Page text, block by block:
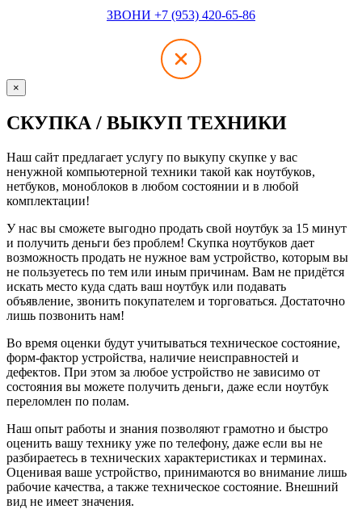
ЗВОНИ +7 (953) 420-65-86
×
СКУПКА / ВЫКУП ТЕХНИКИ
Наш сайт предлагает услугу по выкупу скупке у вас
ненужной компьютерной техники такой как ноутбуков,
нетбуков, моноблоков в любом состоянии и в любой
комплектации!
У нас вы сможете выгодно продать свой ноутбук за 15 минут
и получить деньги без проблем! Скупка ноутбуков дает
возможность продать не нужное вам устройство, которым вы
не пользуетесь по тем или иным причинам. Вам не придётся
искать место куда сдать ваш ноутбук или подавать
объявление, звонить покупателем и торговаться. Достаточно
лишь позвонить нам!
Во время оценки будут учитываться техническое состояние,
форм-фактор устройства, наличие неисправностей и
дефектов. При этом за любое устройство не зависимо от
состояния вы можете получить деньги, даже если ноутбук
переломлен по полам.
Наш опыт работы и знания позволяют грамотно и быстро
оценить вашу технику уже по телефону, даже если вы не
разбираетесь в технических характеристиках и терминах.
Оценивая ваше устройство, принимаются во внимание лишь
рабочие качества, а также техническое состояние. Внешний
вид не имеет значения.